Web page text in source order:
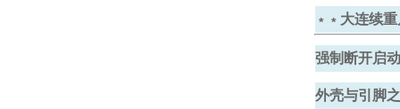
﹡ ﹡ 大连续
强制断开启
外壳与引脚